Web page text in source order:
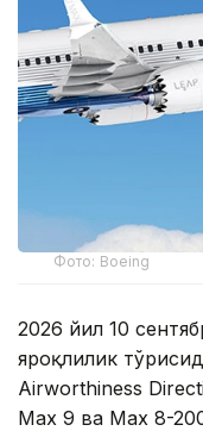
Фото: Boeing
2026 йил 10
яроқлилик
Airworthiness
Max 9 ва Max 8-